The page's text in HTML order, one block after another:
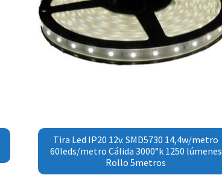
Tira Led IP20 12v. SMD5730 14,4w/metro
60leds/metro Cálida 3000°k 1250 lúmenes
Rollo 5metros